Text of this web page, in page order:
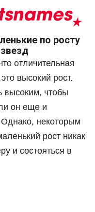
по росту
отличительная
высокий рост.
высоким, чтобы
он еще и
Однако, некоторым
рост никак
и состояться в